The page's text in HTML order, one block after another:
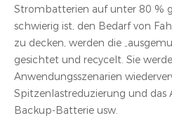
Strombatterien auf unter 80 %
schwierig ist, den Bedarf von
zu decken, werden die
gesichtet und recycelt. Sie
Anwendungsszenarien
Spitzenlastreduzierung und das
Backup-Batterie usw.